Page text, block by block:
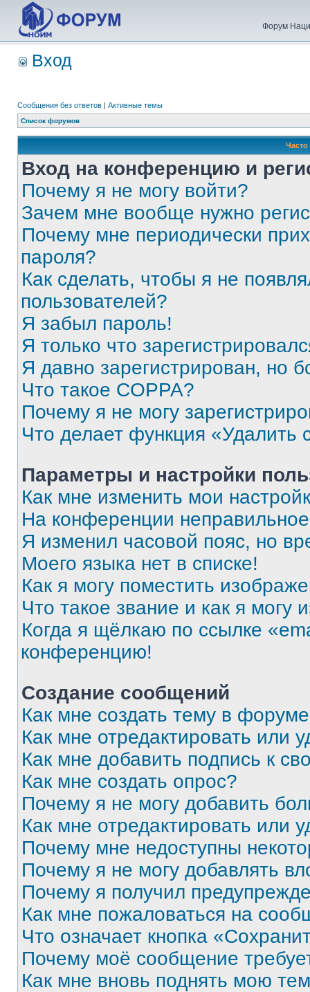
Форум
Вход
Сообщения без ответов | Активные темы
Список форумов
Вход на конференцию и
Почему я не могу войти?
Зачем мне вообще нужно
Почему мне периодически
пароля?
Как сделать, чтобы я не
пользователей?
Я забыл пароль!
Я только что
Я давно зарегистрирован, но
Что такое COPPA?
Почему я не могу
Что делает функция «Удалить
Параметры и настройки
Как мне изменить мои
На конференции
Я изменил часовой пояс, но
Моего языка нет в списке!
Как я могу поместить
Что такое звание и как я могу
Когда я щёлкаю по ссылке
конференцию!
Создание сообщений
Как мне создать тему в
Как мне отредактировать или
Как мне добавить подпись к
Как мне создать опрос?
Почему я не могу добавить
Как мне отредактировать или
Почему мне недоступны
Почему я не могу добавлять
Почему я получил
Как мне пожаловаться на
Что означает кнопка
Почему моё сообщение
Как мне вновь поднять мою